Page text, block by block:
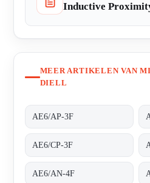
Inductive
MEER ARTIKELEN VAN
DIELL
AE6/AP-3F
AE6/CP-3F
AE6/AN-4F